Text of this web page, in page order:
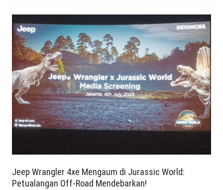
Jeep Wrangler 4xe Mengaum di Jurassic World:
Petualangan Off-Road Mendebarkan!
Wrangler
4xe
Mengaum
di
Jurassic
World:
Petualangan
Off-